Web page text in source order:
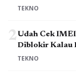
TEKNO
2Udah Cek
Diblokir Kalau
TEKNO